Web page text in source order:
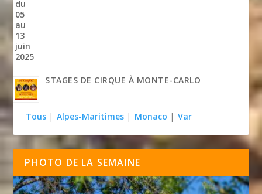
STAGES DE CIRQUE À MONTE-CARLO
Tous | Alpes-Maritimes | Monaco | Var
PHOTO DE LA SEMAINE